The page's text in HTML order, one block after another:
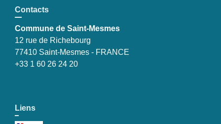
Contacts
Commune de Saint-Mesmes
12 rue de Richebourg
77410 Saint-Mesmes - FRANCE
+33 1 60 26 24 20
Liens